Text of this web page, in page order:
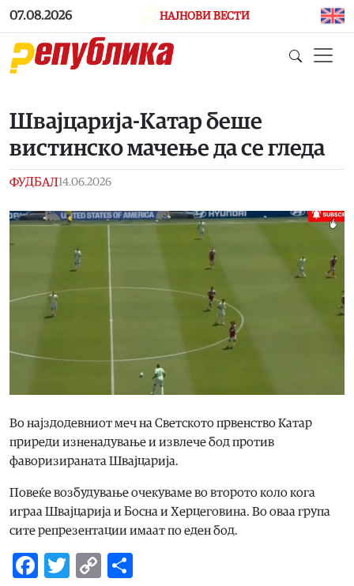
Skip to main content
07.08.2026 НАЈНОВИ ВЕСТИ
Швајцарија-Катар беше
вистинско мачење да се гледа
ФУДБАЛ14.06.2026
Во најздодевниот меч на Светското првенство Катар
приреди изненадување и извлече бод против
фаворизираната Швајцарија.
Повеќе возбудување очекуваме во второто коло кога
играа Швајцарија и Босна и Херцеговина. Во оваа група
сите репрезентации имаат по еден бод.
Facebook
Twitter
Copy